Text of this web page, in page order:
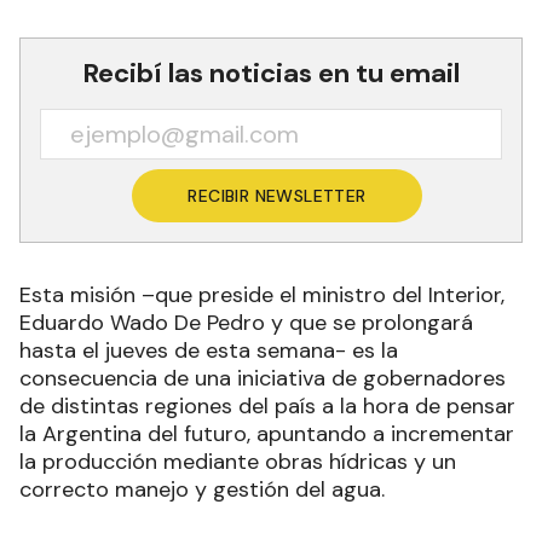
Recibí las noticias en tu email
RECIBIR NEWSLETTER
Esta misión –que preside el ministro del Interior,
Eduardo Wado De Pedro y que se prolongará
hasta el jueves de esta semana- es la
consecuencia de una iniciativa de gobernadores
de distintas regiones del país a la hora de pensar
la Argentina del futuro, apuntando a incrementar
la producción mediante obras hídricas y un
correcto manejo y gestión del agua.